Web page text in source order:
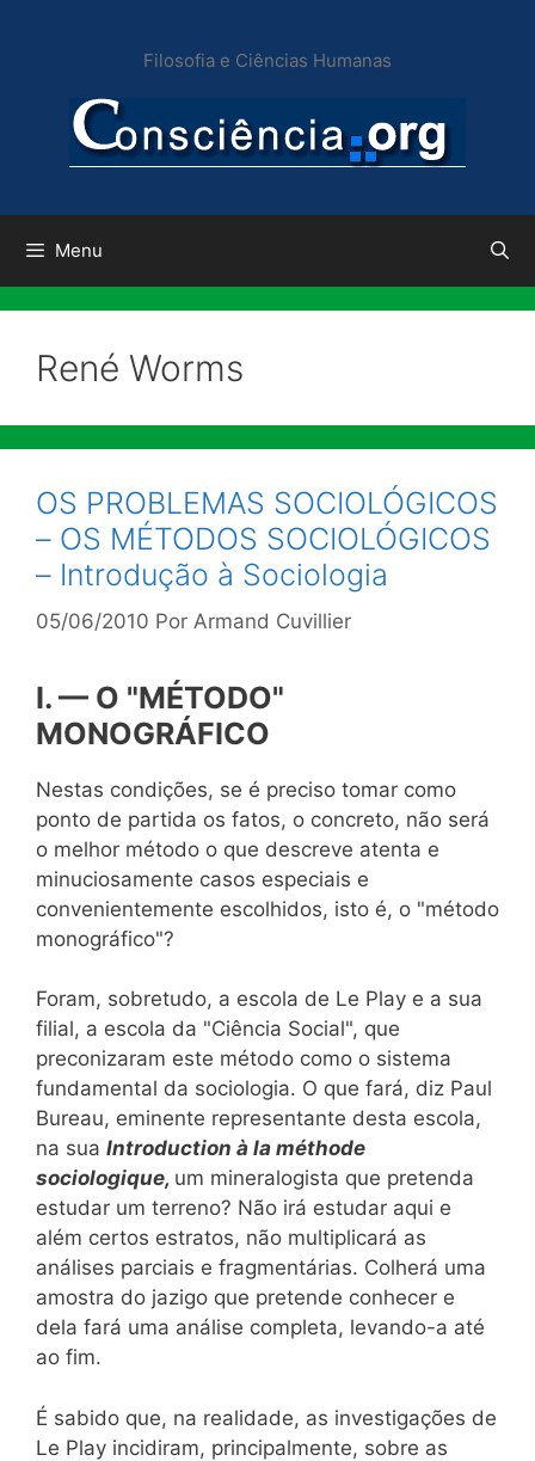
conteúdo
Filosofia e Ciências Humanas
Menu
René Worms
OS PROBLEMAS SOCIOLÓGICOS
– OS MÉTODOS SOCIOLÓGICOS
– Introdução à Sociologia
05/06/2010 Por Armand Cuvillier
I. — O "MÉTODO"
MONOGRÁFICO
Nestas condições, se é preciso tomar como
ponto de partida os fatos, o concreto, não será
o melhor método o que descreve atenta e
minuciosamente casos especiais e
convenientemente escolhidos, isto é, o "método
monográfico"?
Foram, sobretudo, a escola de Le Play e a sua
filial, a escola da "Ciência Social", que
preconizaram este método como o sistema
fundamental da sociologia. O que fará, diz Paul
Bureau, eminente representante desta escola,
na sua Introduction à la méthode
sociologique, um mineralogista que pretenda
estudar um terreno? Não irá estudar aqui e
além certos estratos, não multiplicará as
análises parciais e fragmentárias. Colherá uma
amostra do jazigo que pretende conhecer e
dela fará uma análise completa, levando-a até
ao fim.
É sabido que, na realidade, as investigações de
Le Play incidiram, principalmente, sobre as